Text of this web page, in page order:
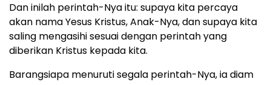
Dan inilah perintah-Nya itu: supaya kita percaya
akan nama Yesus Kristus, Anak-Nya, dan supaya kita
saling mengasihi sesuai dengan perintah yang
diberikan Kristus kepada kita.
Barangsiapa menuruti segala perintah-Nya, ia diam